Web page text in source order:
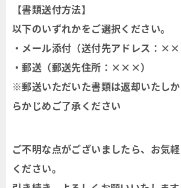
【書類送付方法】
以下のいずれかをご選択ください。
・メール添付（送付先アドレス：
・郵送（郵送先住所：×××）
※郵送いただいた書類は返却いたし
らかじめご了承ください
ご不明な点がございましたら、お気
ください。